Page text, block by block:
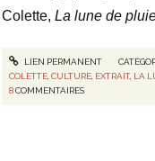
Colette, La lune de
LIEN PERMANENT
COLETTE,CULTURE, EXTRAIT, LA
8COMMENTAIRES